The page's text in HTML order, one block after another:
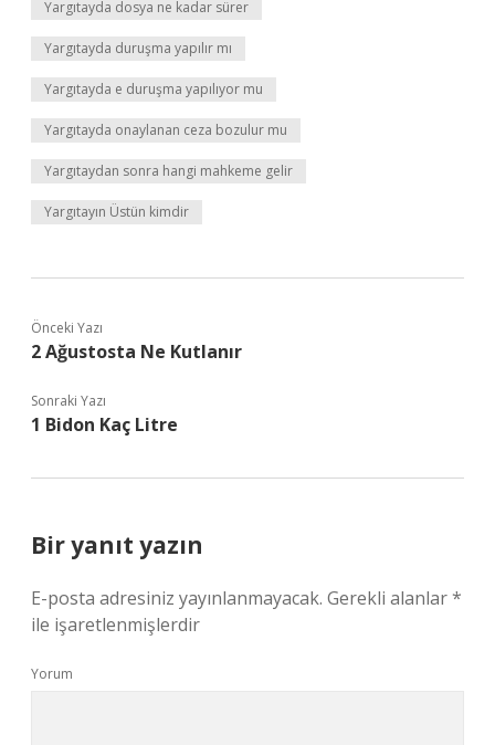
Yargıtayda dosya ne kadar sürer
Yargıtayda duruşma yapılır mı
Yargıtayda e duruşma yapılıyor mu
Yargıtayda onaylanan ceza bozulur mu
Yargıtaydan sonra hangi mahkeme gelir
Yargıtayın Üstün kimdir
Önceki Yazı
2 Ağustosta Ne Kutlanır
Sonraki Yazı
1 Bidon Kaç Litre
Bir yanıt yazın
E-posta adresiniz yayınlanmayacak. Gerekli alanlar*
ile işaretlenmişlerdir
Yorum